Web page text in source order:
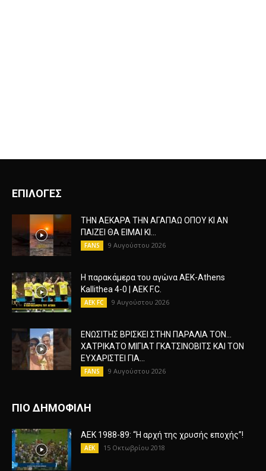
ΕΠΙΛΟΓΕΣ
ΤΗΝ ΑΕΚΑΡΑ ΤΗΝ ΑΓΑΠΑΩ ΟΠΟΥ ΚΙ ΑΝ
ΠΑΙΖΕΙ ΘΑ ΕΙΜΑΙ ΚΙ...
FANS 9 Αυγούστου 2026
Η παρακάμερα του αγώνα ΑΕΚ-Athens
Kallithea 4-0 | AEK F.C.
AEK FC 9 Αυγούστου 2026
ΕΝΩΣΙΤΗΣ ΒΡΙΣΚΕΙ ΣΤΗΝ ΠΑΡΑΛΙΑ ΤΟΝ…
ΧΑΤΡΙΚΑΤΟ ΜΙΓΙΑΤ ΓΚΑΤΣΙΝΟΒΙΤΣ ΚΑΙ ΤΟΝ
ΕΥΧΑΡΙΣΤΕΙ ΓΙΑ...
FANS 9 Αυγούστου 2026
ΠΙΟ ΔΗΜΟΦΙΛΗ
AEK 1988-89: “Η αρχή της χρυσής εποχής”!
AEK 15 Οκτωβρίου 2018